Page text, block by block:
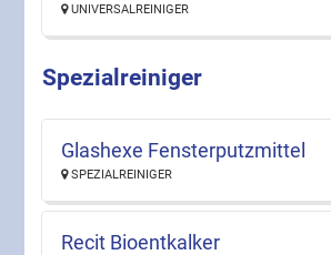
UNIVERSALREINIGER
Spezialreiniger
Glashexe Fensterputzmittel
SPEZIALREINIGER
Recit Bioentkalker